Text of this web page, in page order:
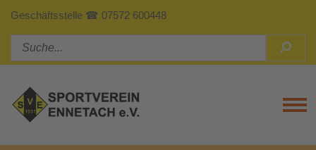
Geschäftsstelle ☎ 07572 600448